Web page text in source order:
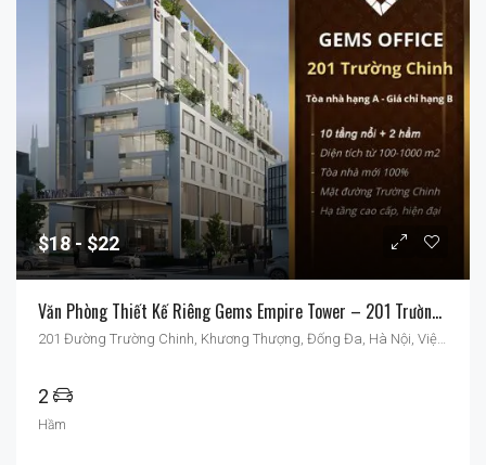
$18 $22
Văn Phòng Thiết Kế Riêng Gems Empire Tower – 201 Trường Chinh
2
Hầm